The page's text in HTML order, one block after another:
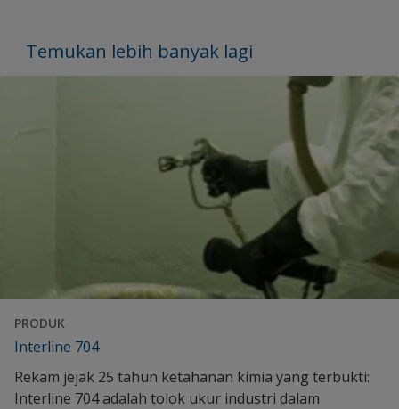
Temukan lebih banyak lagi
PRODUK
Interline 704
Rekam jejak 25 tahun ketahanan kimia yang terbukti:
Interline 704 adalah tolok ukur industri dalam